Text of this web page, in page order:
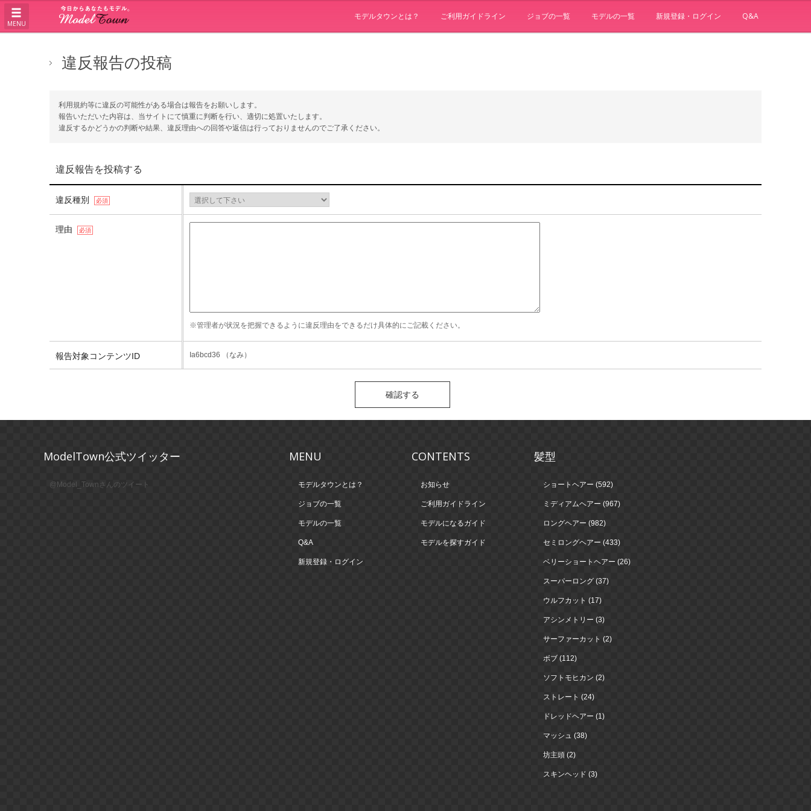
MENU
モデルタウンとは？ ご利用ガイドライン ジョブの一覧 モデルの一覧 新規登録・ログイン Q&A
違反報告の投稿
利用規約等に違反の可能性がある場合は報告をお願いします。
報告いただいた内容は、当サイトにて慎重に判断を行い、適切に処置いたします。
違反するかどうかの判断や結果、違反理由への回答や返信は行っておりませんのでご了承ください。
違反報告を投稿する
違反種別 必須
理由 必須
※管理者が状況を把握できるように違反理由をできるだけ具体的にご記載ください。
報告対象コンテンツID Ia6bcd36 （なみ）
ModelTown公式ツイッター
@Model_Townさんのツイート
MENU
モデルタウンとは？
ジョブの一覧
モデルの一覧
Q&A
新規登録・ログイン
CONTENTS
お知らせ
ご利用ガイドライン
モデルになるガイド
モデルを探すガイド
髪型
ショートヘアー (592)
ミディアムヘアー (967)
ロングヘアー (982)
セミロングヘアー (433)
ベリーショートヘアー (26)
スーパーロング (37)
ウルフカット (17)
アシンメトリー (3)
サーファーカット (2)
ボブ (112)
ソフトモヒカン (2)
ストレート (24)
ドレッドヘアー (1)
マッシュ (38)
坊主頭 (2)
スキンヘッド (3)